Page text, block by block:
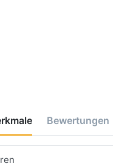
Bewertungen